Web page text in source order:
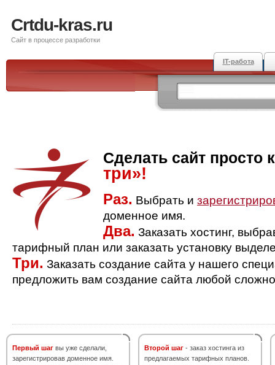
Crtdu-kras.ru
Сайт в процессе разработки
IT-работа
Сделать сайт просто
три»!
Раз. Выбрать и
доменное имя.
Два. Заказать хостинг,
тарифный план или заказать установку
Три. Заказать создание сайта у нашего
предложить вам создание сайта любой
Первый шаг вы уже сделали,
зарегистрировав доменное имя.
Второй шаг - заказ хостинга из
предлагаемых тарифных планов.